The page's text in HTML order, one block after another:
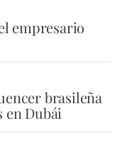
empresario
brasileña
en Dubái